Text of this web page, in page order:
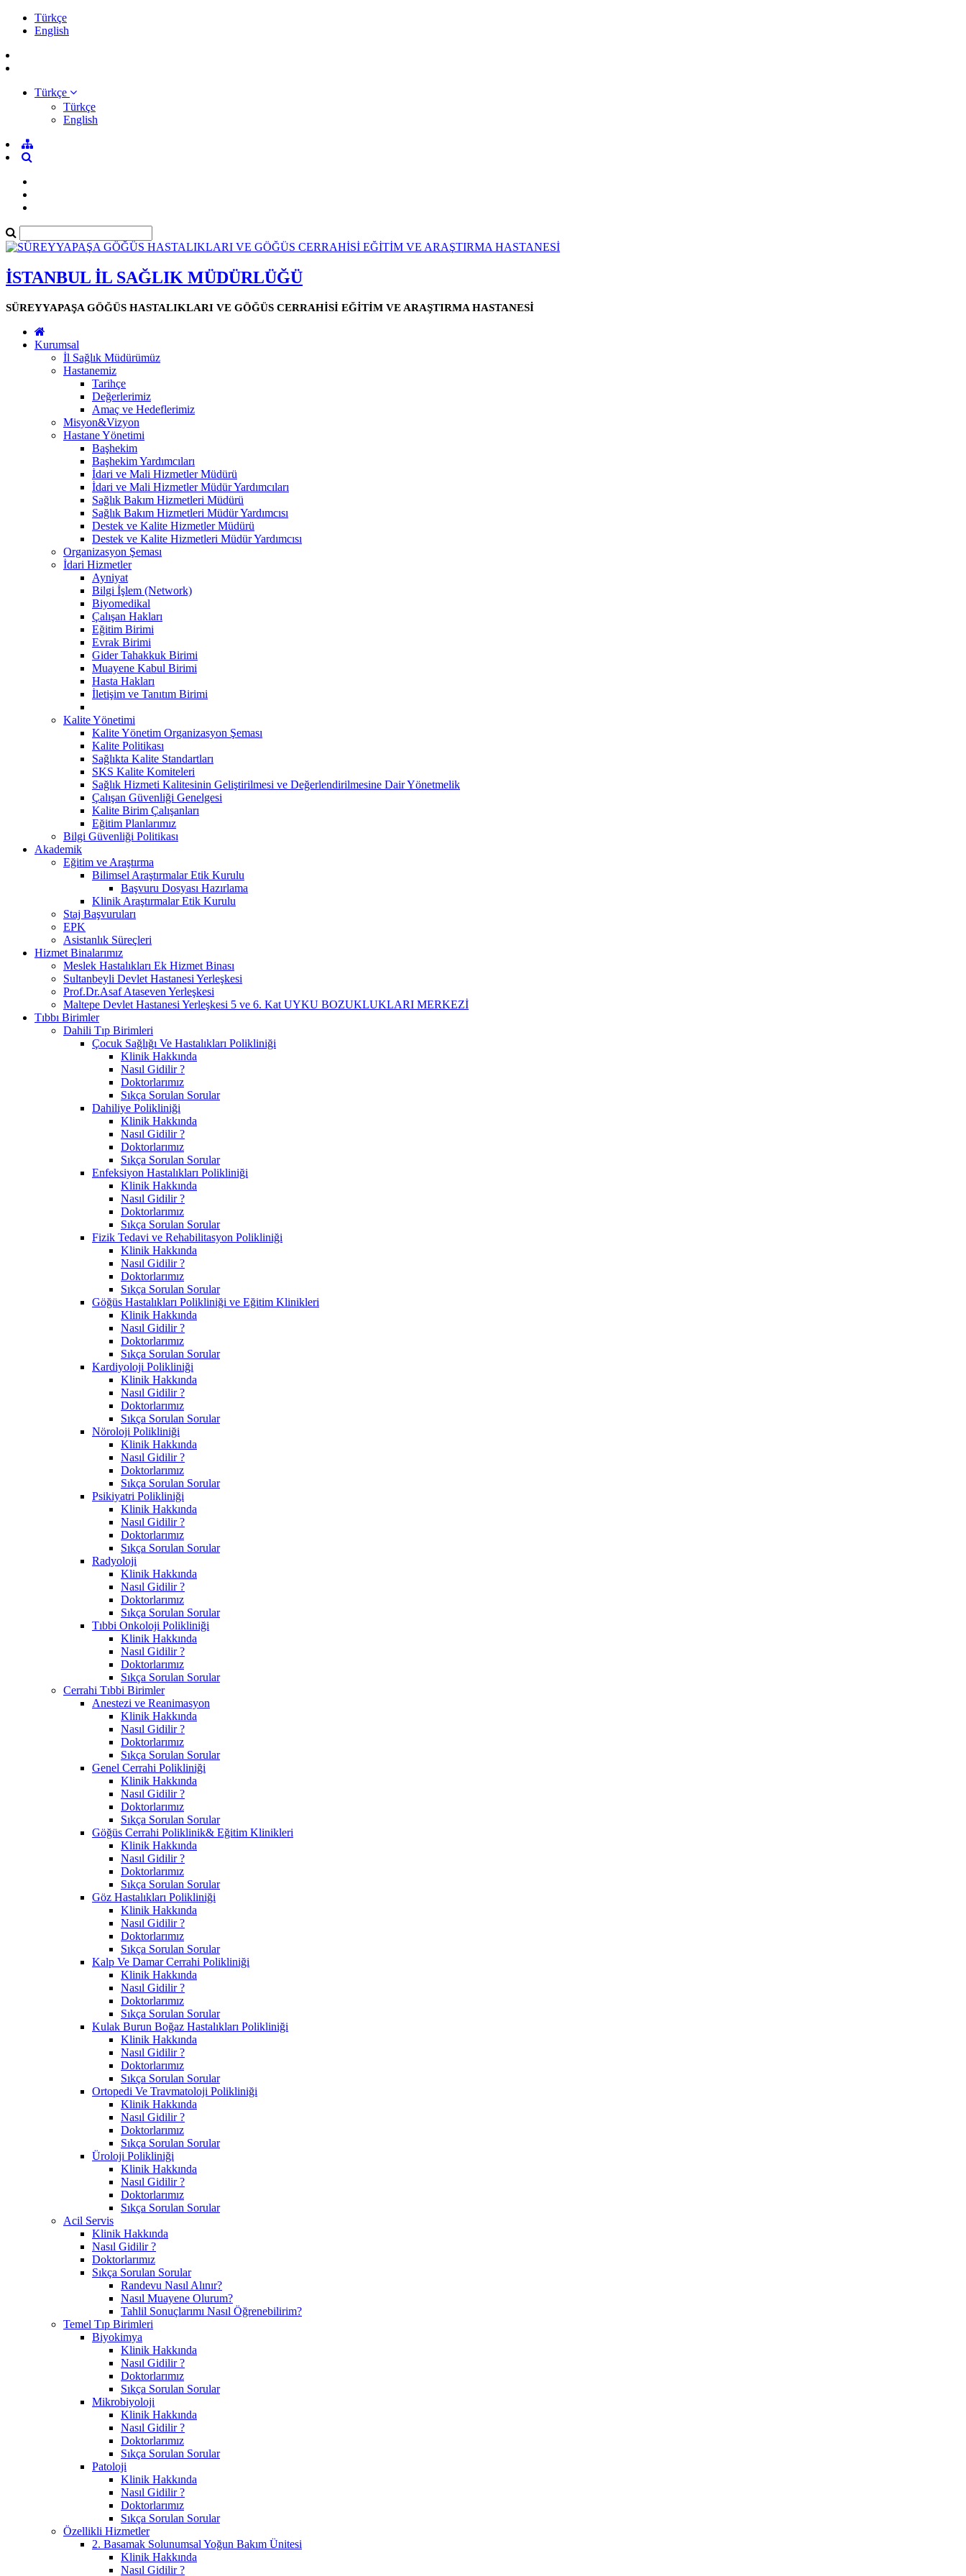
Türkçe
English
Türkçe
Türkçe
English
İSTANBUL İL SAĞLIK MÜDÜRLÜĞÜ
SÜREYYAPAŞA GÖĞÜS HASTALIKLARI VE GÖĞÜS CERRAHİSİ EĞİTİM VE ARAŞTIRMA HASTANESİ
Kurumsal
İl Sağlık Müdürümüz
Hastanemiz
Tarihçe
Değerlerimiz
Amaç ve Hedeflerimiz
Misyon&Vizyon
Hastane Yönetimi
Başhekim
Başhekim Yardımcıları
İdari ve Mali Hizmetler Müdürü
İdari ve Mali Hizmetler Müdür Yardımcıları
Sağlık Bakım Hizmetleri Müdürü
Sağlık Bakım Hizmetleri Müdür Yardımcısı
Destek ve Kalite Hizmetler Müdürü
Destek ve Kalite Hizmetleri Müdür Yardımcısı
Organizasyon Şeması
İdari Hizmetler
Ayniyat
Bilgi İşlem (Network)
Biyomedikal
Çalışan Hakları
Eğitim Birimi
Evrak Birimi
Gider Tahakkuk Birimi
Muayene Kabul Birimi
Hasta Hakları
İletişim ve Tanıtım Birimi
Kalite Yönetimi
Kalite Yönetim Organizasyon Şeması
Kalite Politikası
Sağlıkta Kalite Standartları
SKS Kalite Komiteleri
Sağlık Hizmeti Kalitesinin Geliştirilmesi ve Değerlendirilmesine Dair Yönetmelik
Çalışan Güvenliği Genelgesi
Kalite Birim Çalışanları
Eğitim Planlarımız
Bilgi Güvenliği Politikası
Akademik
Eğitim ve Araştırma
Bilimsel Araştırmalar Etik Kurulu
Başvuru Dosyası Hazırlama
Klinik Araştırmalar Etik Kurulu
Staj Başvuruları
EPK
Asistanlık Süreçleri
Hizmet Binalarımız
Meslek Hastalıkları Ek Hizmet Binası
Sultanbeyli Devlet Hastanesi Yerleşkesi
Prof.Dr.Asaf Ataseven Yerleşkesi
Maltepe Devlet Hastanesi Yerleşkesi 5 ve 6. Kat UYKU BOZUKLUKLARI MERKEZİ
Tıbbı Birimler
Dahili Tıp Birimleri
Çocuk Sağlığı Ve Hastalıkları Polikliniği
Klinik Hakkında
Nasıl Gidilir ?
Doktorlarımız
Sıkça Sorulan Sorular
Dahiliye Polikliniği
Klinik Hakkında
Nasıl Gidilir ?
Doktorlarımız
Sıkça Sorulan Sorular
Enfeksiyon Hastalıkları Polikliniği
Klinik Hakkında
Nasıl Gidilir ?
Doktorlarımız
Sıkça Sorulan Sorular
Fizik Tedavi ve Rehabilitasyon Polikliniği
Klinik Hakkında
Nasıl Gidilir ?
Doktorlarımız
Sıkça Sorulan Sorular
Göğüs Hastalıkları Polikliniği ve Eğitim Klinikleri
Klinik Hakkında
Nasıl Gidilir ?
Doktorlarımız
Sıkça Sorulan Sorular
Kardiyoloji Polikliniği
Klinik Hakkında
Nasıl Gidilir ?
Doktorlarımız
Sıkça Sorulan Sorular
Nöroloji Polikliniği
Klinik Hakkında
Nasıl Gidilir ?
Doktorlarımız
Sıkça Sorulan Sorular
Psikiyatri Polikliniği
Klinik Hakkında
Nasıl Gidilir ?
Doktorlarımız
Sıkça Sorulan Sorular
Radyoloji
Klinik Hakkında
Nasıl Gidilir ?
Doktorlarımız
Sıkça Sorulan Sorular
Tıbbi Onkoloji Polikliniği
Klinik Hakkında
Nasıl Gidilir ?
Doktorlarımız
Sıkça Sorulan Sorular
Cerrahi Tıbbi Birimler
Anestezi ve Reanimasyon
Klinik Hakkında
Nasıl Gidilir ?
Doktorlarımız
Sıkça Sorulan Sorular
Genel Cerrahi Polikliniği
Klinik Hakkında
Nasıl Gidilir ?
Doktorlarımız
Sıkça Sorulan Sorular
Göğüs Cerrahi Poliklinik& Eğitim Klinikleri
Klinik Hakkında
Nasıl Gidilir ?
Doktorlarımız
Sıkça Sorulan Sorular
Göz Hastalıkları Polikliniği
Klinik Hakkında
Nasıl Gidilir ?
Doktorlarımız
Sıkça Sorulan Sorular
Kalp Ve Damar Cerrahi Polikliniği
Klinik Hakkında
Nasıl Gidilir ?
Doktorlarımız
Sıkça Sorulan Sorular
Kulak Burun Boğaz Hastalıkları Polikliniği
Klinik Hakkında
Nasıl Gidilir ?
Doktorlarımız
Sıkça Sorulan Sorular
Ortopedi Ve Travmatoloji Polikliniği
Klinik Hakkında
Nasıl Gidilir ?
Doktorlarımız
Sıkça Sorulan Sorular
Üroloji Polikliniği
Klinik Hakkında
Nasıl Gidilir ?
Doktorlarımız
Sıkça Sorulan Sorular
Acil Servis
Klinik Hakkında
Nasıl Gidilir ?
Doktorlarımız
Sıkça Sorulan Sorular
Randevu Nasıl Alınır?
Nasıl Muayene Olurum?
Tahlil Sonuçlarımı Nasıl Öğrenebilirim?
Temel Tıp Birimleri
Biyokimya
Klinik Hakkında
Nasıl Gidilir ?
Doktorlarımız
Sıkça Sorulan Sorular
Mikrobiyoloji
Klinik Hakkında
Nasıl Gidilir ?
Doktorlarımız
Sıkça Sorulan Sorular
Patoloji
Klinik Hakkında
Nasıl Gidilir ?
Doktorlarımız
Sıkça Sorulan Sorular
Özellikli Hizmetler
2. Basamak Solunumsal Yoğun Bakım Ünitesi
Klinik Hakkında
Nasıl Gidilir ?